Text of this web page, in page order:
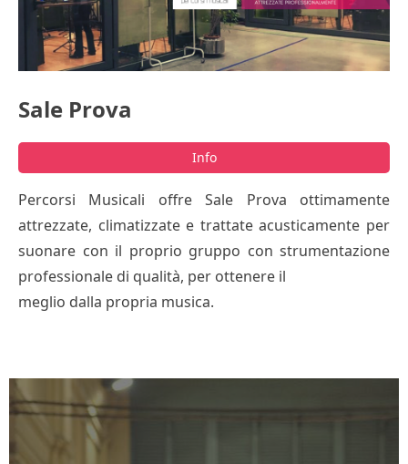
Sale Prova
Info
Percorsi Musicali offre Sale Prova ottimamente
attrezzate, climatizzate e trattate acusticamente per
suonare con il proprio gruppo con strumentazione
professionale di qualità, per ottenere il
meglio dalla propria musica.